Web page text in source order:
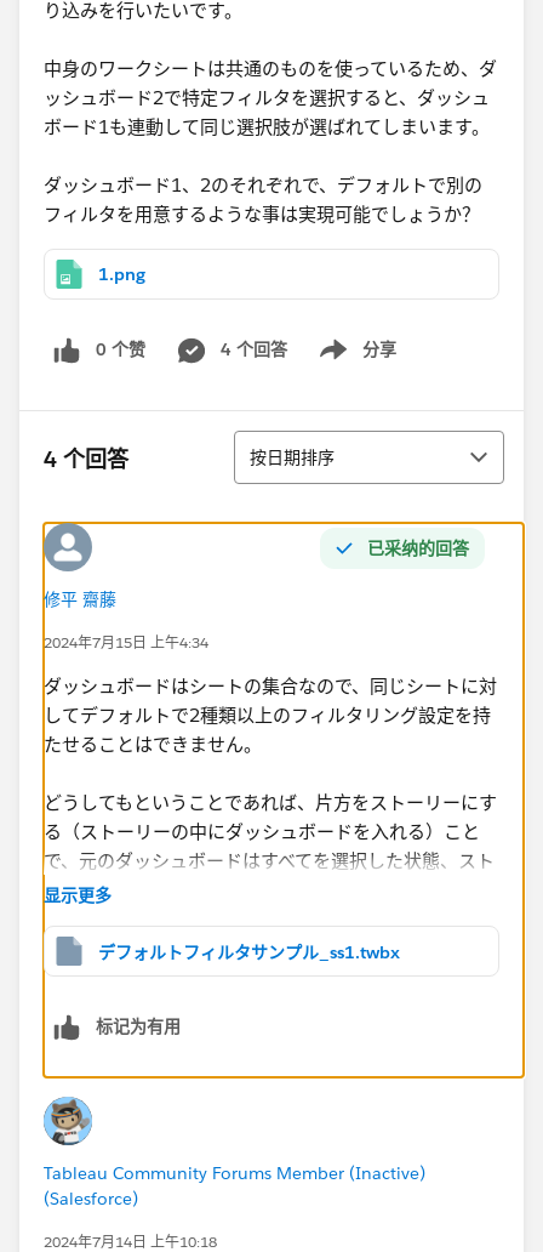
り込みを行いたいです。
中身のワークシートは共通のものを使っているため、ダ
ッシュボード2で特定フィルタを選択すると、ダッシュ
ボード1も連動して同じ選択肢が選ばれてしまいます。
ダッシュボード1、2のそれぞれで、デフォルトで別の
フィルタを用意するような事は実現可能でしょうか？​
1.png
0 个赞 4 个回答 分享
Show menu
4 个回答 排序
按日期排序
已采纳的回答
修平 齋藤
2024年7月15日 上午4:34
ダッシュボードはシートの集合なので、同じシートに対
してデフォルトで2種類以上のフィルタリング設定を持
たせることはできません。
どうしてもということであれば、片方をストーリーにす
る（ストーリーの中にダッシュボードを入れる）こと
で、元のダッシュボードはすべてを選択した状態、スト
ーリーのほうは特定条件で絞り込んだ状態にすることが
显示更多
デフォルトフィルタサンプル_ss1.twbx
标记为有用
Tableau Community Forums Member (Inactive)
(Salesforce)
2024年7月14日 上午10:18